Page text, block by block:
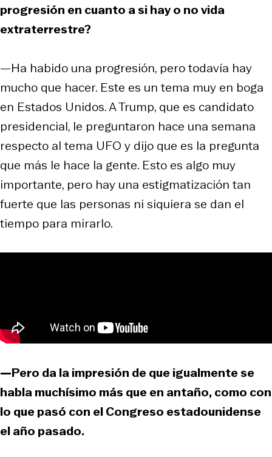
progresión en cuanto a si hay o no vida
extraterrestre?
—Ha habido una progresión, pero todavía hay
mucho que hacer. Este es un tema muy en boga
en Estados Unidos. A Trump, que es candidato
presidencial, le preguntaron hace una semana
respecto al tema UFO y dijo que es la pregunta
que más le hace la gente. Esto es algo muy
importante, pero hay una estigmatización tan
fuerte que las personas ni siquiera se dan el
tiempo para mirarlo.
—Pero da la impresión de que igualmente se
habla muchísimo más que en antaño, como con
lo que pasó con el Congreso estadounidense
el año pasado.